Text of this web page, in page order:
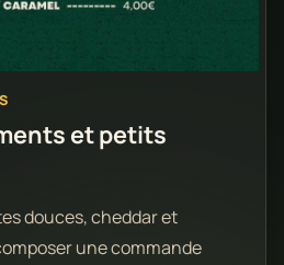
et petits
douces, cheddar et
une commande